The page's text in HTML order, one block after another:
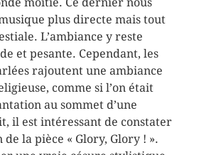
plus directe mais tout
L’ambiance y reste
et pesante. Cependant, les
rajoutent une ambiance
comme si l’on était
au sommet d’une
il est intéressant de constater
la pièce « Glory, Glory ! ».